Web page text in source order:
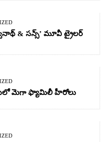
& సన్స్’ మూవీ ట్రైలర్
మెగా ఫ్యామిలీ హీరోలు